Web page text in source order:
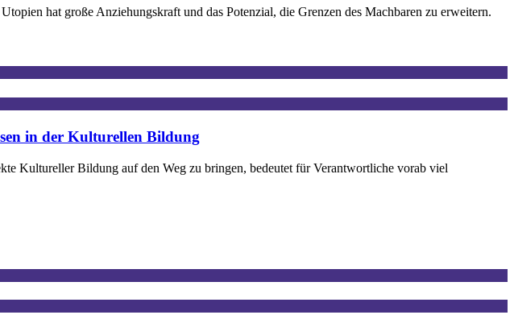
hat große Anziehungskraft und das Potenzial, die Grenzen des Machbaren zu erweitern.
in der Kulturellen Bildung
Kultureller Bildung auf den Weg zu bringen, bedeutet für Verantwortliche vorab viel